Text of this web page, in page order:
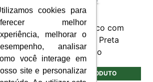
cookies para
melhor
melhorar o
analisar
você interage em
site e personalizar
Inox
CM389
Roller Metálico com
Clipe Escrita Preta
Personalizado
VER PRODUTO